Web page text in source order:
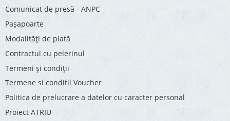
Comunicat de presă - ANPC
Pașapoarte
Modalități de plată
Contractul cu pelerinul
Termeni și condiții
Termene si conditii Voucher
Politica de prelucrare a datelor cu caracter personal
Proiect ATRIU